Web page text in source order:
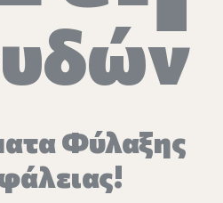
Φύλαξης